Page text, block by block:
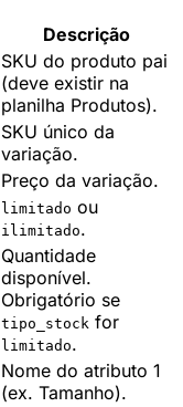
Descrição
SKU do produto pai
(deve existir na
planilha Produtos).
SKU único da
variação.
Preço da variação.
limitado ou
ilimitado.
Quantidade
disponível.
Obrigatório se
tipo_stock for
limitado.
Nome do atributo 1
(ex. Tamanho).